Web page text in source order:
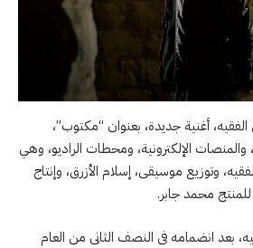
أغنية جديدة، بعنوان “مكتوب”،
والمنصات الإلكترونية، ومحطات الراديو، وهي
وتوزيع موسيقى، إسلام الأزرق، وإنتاج
بعد انضمامه فى النصف الثانى من العام